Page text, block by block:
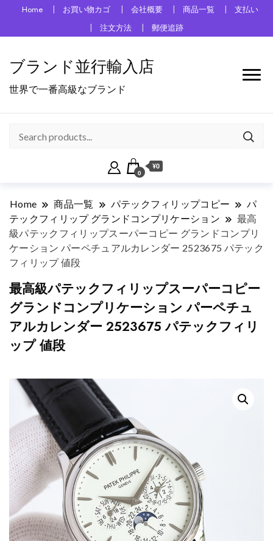
Home お買い物カゴ 会社概要 商品一覧
支払い
注文方法
郵便追跡
ブランド並行輸入店
世界で一番高級なブランド
0
¥0
Home 商品一覧 パテックフィリップコピー
パ
テックフィリップ グランドコンプリケーション
最高
級パテックフィリップスーパーコピー グランドコンプリ
ケーション パーペチュアルカレンダー 2523675 パテック
フィリップ 値段
最高級パテックフィリップスーパーコピー
グランドコンプリケーション パーペチュ
アルカレンダー 2523675 パテックフィリ
ップ 値段